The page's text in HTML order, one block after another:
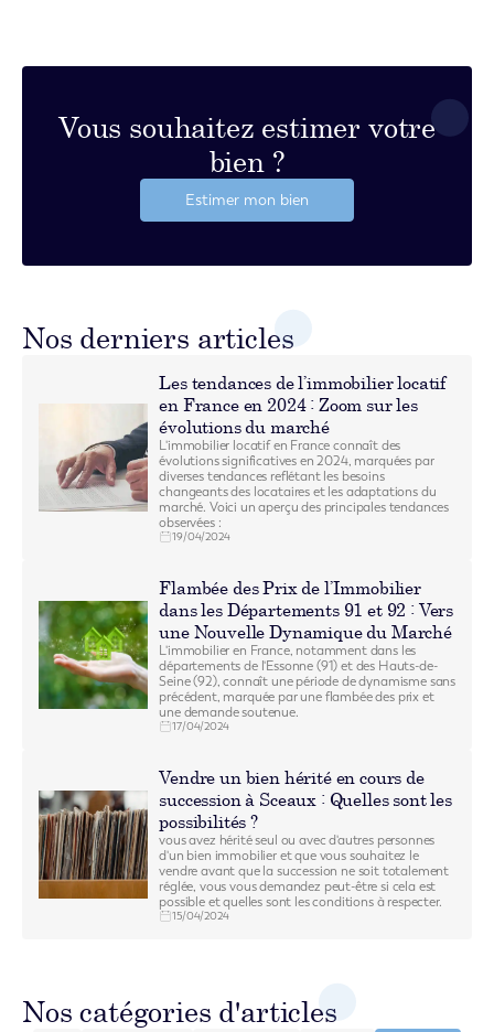
Vous souhaitez estimer votre
bien ?
Estimer mon bien
Nos derniers articles
Les tendances de l’immobilier locatif
en France en 2024 : Zoom sur les
évolutions du marché
L'immobilier locatif en France connaît des
évolutions significatives en 2024, marquées par
diverses tendances reflétant les besoins
changeants des locataires et les adaptations du
marché. Voici un aperçu des principales tendances
observées :
19/04/2024
Flambée des Prix de l’Immobilier
dans les Départements 91 et 92 : Vers
une Nouvelle Dynamique du Marché
L'immobilier en France, notamment dans les
départements de l'Essonne (91) et des Hauts-de-
Seine (92), connaît une période de dynamisme sans
précédent, marquée par une flambée des prix et
une demande soutenue.
17/04/2024
Vendre un bien hérité en cours de
succession à Sceaux : Quelles sont les
possibilités ?
vous avez hérité seul ou avec d'autres personnes
d'un bien immobilier et que vous souhaitez le
vendre avant que la succession ne soit totalement
réglée, vous vous demandez peut-être si cela est
possible et quelles sont les conditions à respecter.
15/04/2024
Nos catégories d'articles